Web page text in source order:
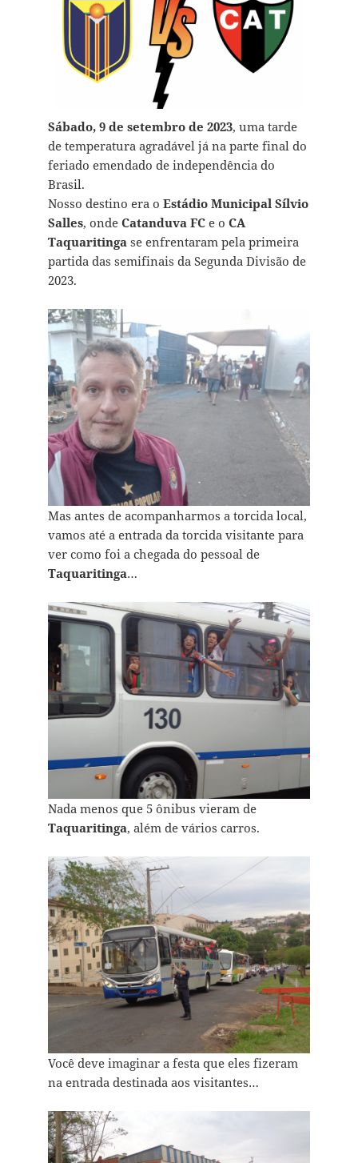
Sábado, 9 de setembro de 2023, uma tarde
de temperatura agradável já na parte final do
feriado emendado de independência do
Brasil.
Nosso destino era o Estádio Municipal Sílvio
Salles, onde Catanduva FCe o CA
Taquaritinga se enfrentaram pela primeira
partida das semifinais da Segunda Divisão de
2023.
Mas antes de acompanharmos a torcida local,
vamos até a entrada da torcida visitante para
ver como foi a chegada do pessoal de
Taquaritinga…
Nada menos que 5 ônibus vieram de
Taquaritinga, além de vários carros.
Você deve imaginar a festa que eles fizeram
na entrada destinada aos visitantes…